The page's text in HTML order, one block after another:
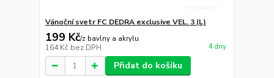
Vánoční svetr FC DEDRA exclusive VEL. 3 (L)
199 Kč/z bavlny a akrylu
164 Kč bez DPH 4 dny
Přidat do košíku